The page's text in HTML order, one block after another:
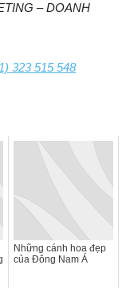
– DOANH
323 515 548
Những cánh hoa đẹp
của Đông Nam Á